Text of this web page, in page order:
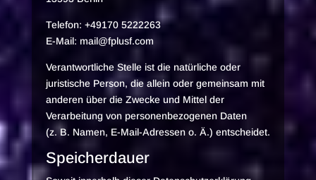
Telefon: +49170 5222263
E-Mail: mail@fplusf.com
Verantwortliche Stelle ist die natürliche oder
juristische Person, die allein oder gemeinsam mit
anderen über die Zwecke und Mittel der
Verarbeitung von personenbezogenen Daten
(z. B. Namen, E-Mail-Adressen o. Ä.) entscheidet.
Speicherdauer